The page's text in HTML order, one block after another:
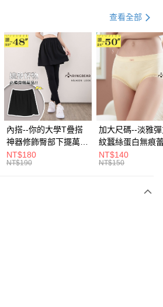
台灣大哥大用戶可立即使用無須另外申請。
欲分期的期數、繳款截止日，確認付款後即完
費用金額請依後續交易確認頁面所載為準。
往確認交易或遇審核未通過，訂單將自動取
品之後才付款」的支付方式。 讓您購物簡單
需綁卡、不需儲值。
訊認證，即可結帳。
查看全部
內搭--你的大學T疊搭
神器修飾臀部下擺萬用
內搭裙/遮臀裙(黑2L-
6L)-Q155眼圈熊中大
NT$180
NT$190
加大尺碼--淡雅
紋蠶絲蛋白無痕
角內褲(白.粉.藍.
3L)-L28眼圈熊中
NT$140
NT$150